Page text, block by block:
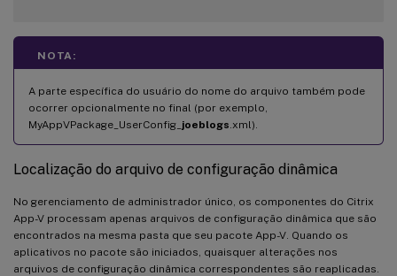
NOTA:
A parte específica do usuário do nome do arquivo também pode
ocorrer opcionalmente no final (por exemplo,
MyAppVPackage_UserConfig_ joeblogs .xml).
Localização do arquivo de configuração dinâmica
No gerenciamento de administrador único, os componentes do Citrix
App-V processam apenas arquivos de configuração dinâmica que são
encontrados na mesma pasta que seu pacote App-V. Quando os
aplicativos no pacote são iniciados, quaisquer alterações nos
arquivos de configuração dinâmica correspondentes são reaplicadas.